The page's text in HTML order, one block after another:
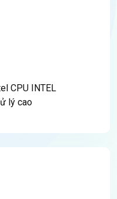
CPU INTEL
lý cao